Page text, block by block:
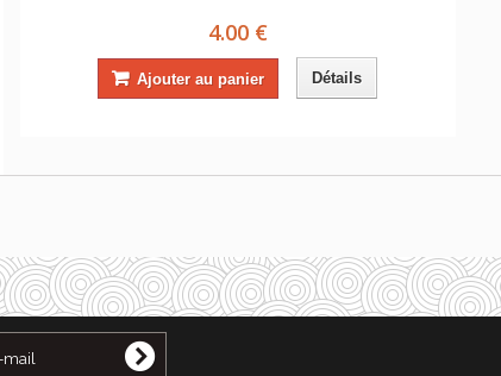
4.00 €
Ajouter au panier Détails